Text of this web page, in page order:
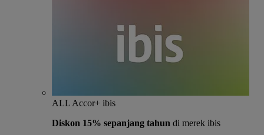
ALL Accor+ ibis
Diskon 15% sepanjang tahun di merek ibis